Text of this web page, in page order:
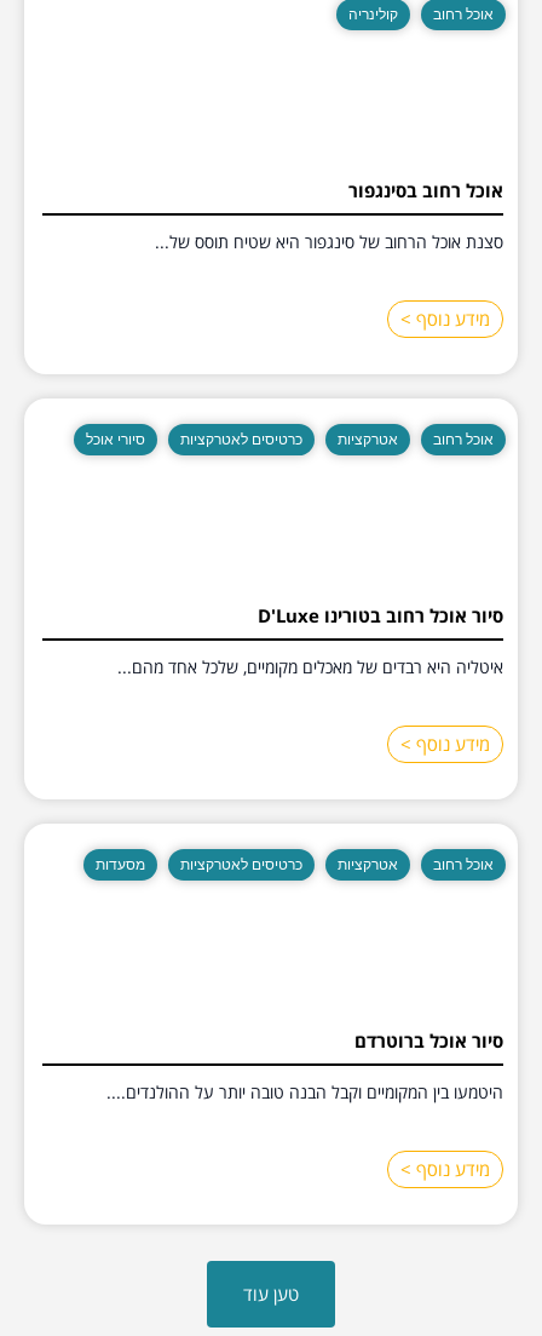
אוכל רחוב קולינריה
אוכל רחוב בסינגפור
סצנת אוכל הרחוב של סינגפור היא שטיח תוסס של...
מידע נוסף >
אוכל רחוב אטרקציות כרטיסים לאטרקציות סיורי אוכל
סיור אוכל רחוב בטורינו D'Luxe
איטליה היא רבדים של מאכלים מקומיים, שלכל אחד מהם...
מידע נוסף >
אוכל רחוב אטרקציות כרטיסים לאטרקציות מסעדות
סיור אוכל ברוטרדם
היטמעו בין המקומיים וקבל הבנה טובה יותר על ההולנדים....
מידע נוסף >
טען עוד